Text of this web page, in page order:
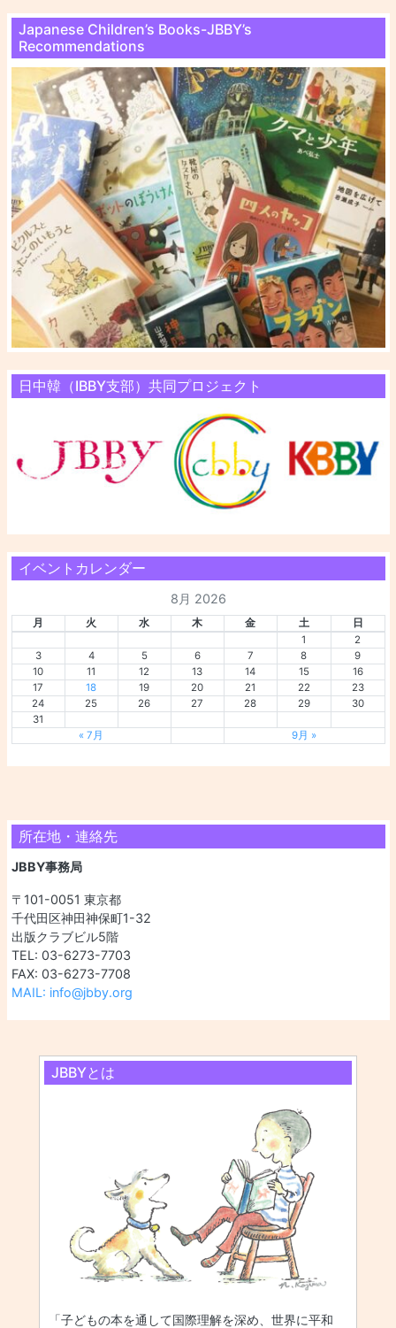
Japanese Children’s Books-JBBY’s
Recommendations
日中韓（IBBY支部）共同プロジェクト
イベントカレンダー
8月 2026
月 火 水 木 金 土
日
1
2
3
4 5 6 7 8
9
10
11 12 13 14 15
16
17
18 19 20 21 22
23
24
25 26 27 28 29
30
31
« 7月
9月 »
所在地・連絡先
JBBY事務局
〒101-0051 東京都
千代田区神田神保町1-32
出版クラブビル5階
TEL: 03-6273-7703
FAX: 03-6273-7708
MAIL: info@jbby.org
JBBYとは
「子どもの本を通して国際理解を深め、世界に平和